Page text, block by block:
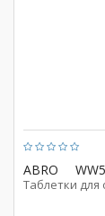
ABRO
Таблетки для